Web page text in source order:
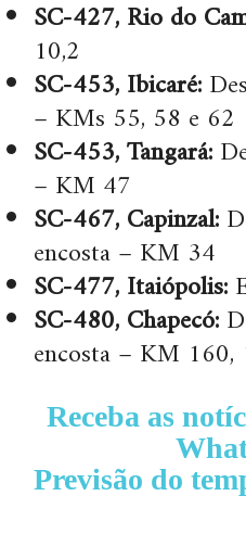
SC-427, Rio do
10,2
SC-453, Ibicaré:
– KMs 55, 58 e 62
SC-453, Tangará:
– KM 47
SC-467, Capinzal:
encosta – KM 34
SC-477, Itaiópolis:
SC-480, Chapecó:
encosta – KM
Receba as
Previsão do